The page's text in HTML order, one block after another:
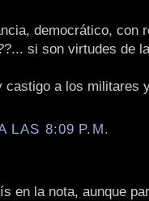
democrático, con
si son virtudes de
castigo a los militares
LAS 8:09 P.M.
en la nota, aunque